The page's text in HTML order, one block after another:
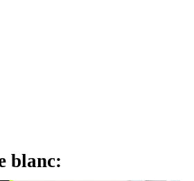
blanc: